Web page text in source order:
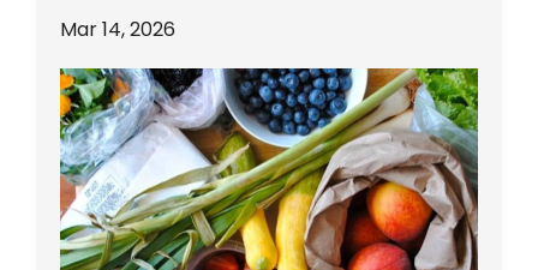
Mar 14, 2026